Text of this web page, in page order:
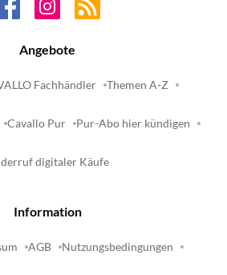
Angebote
Fachhändler Themen A-Z
Cavallo Pur Pur-Abo hier kündigen
digitaler Käufe
Information
AGB Nutzungsbedingungen